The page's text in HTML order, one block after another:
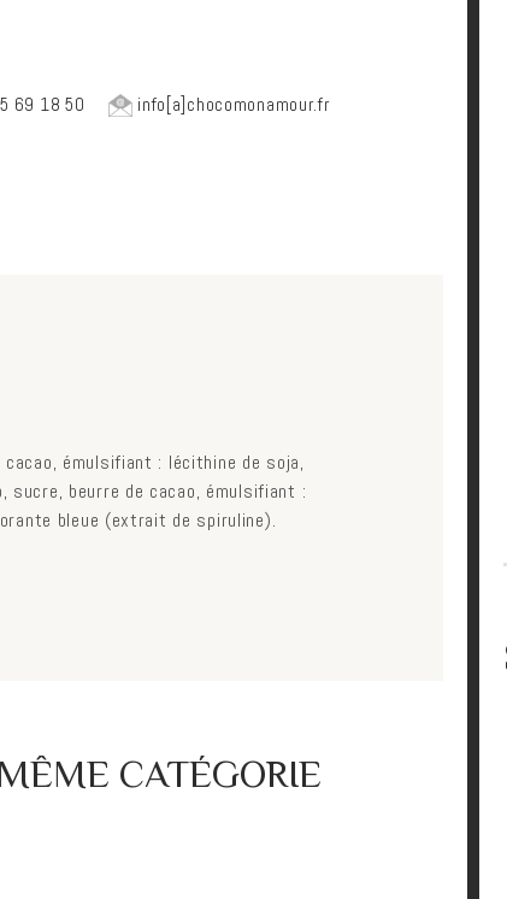
69 18 50 info[a]chocomonamour.fr
émulsifiant : lécithine de soja,
sucre, beurre de cacao, émulsifiant :
bleue (extrait de spiruline).
CATÉGORIE